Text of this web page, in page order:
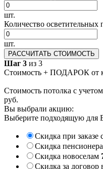
шт.
Количество осветительных
шт.
РАССЧИТАТЬ СТОИМОСТЬ
Шаг 3 из 3
Стоимость + ПОДАРОК от
Стоимость потолка с
руб.
Вы выбрали акцию:
Выберите подходящую для
Скидка при заказе
Скидка
Скидка новоселам
Скидка за договор